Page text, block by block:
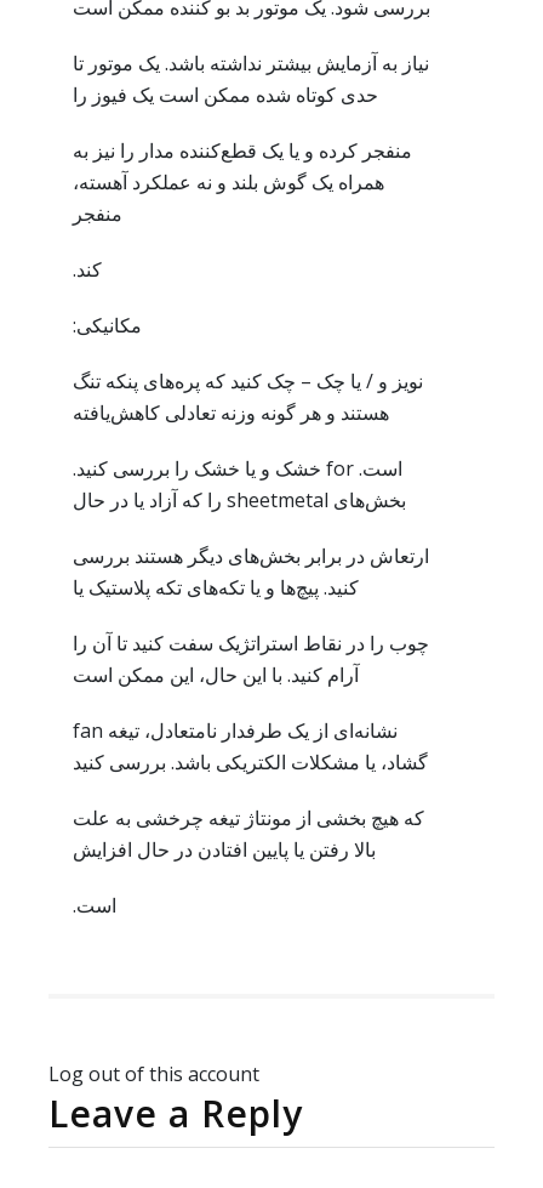
بررسی شود. یک موتور بد بو کننده ممکن است
نیاز به آزمایش بیشتر نداشته باشد. یک موتور تا
حدی کوتاه شده ممکن است یک فیوز را
منفجر کرده و یا یک قطع‌کننده مدار را نیز به
همراه یک گوش بلند و نه عملکرد آهسته،
منفجر
کند.
مکانیکی:
نویز و / یا چک – چک کنید که پره‌های پنکه تنگ
هستند و هر گونه وزنه تعادلی کاهش‌یافته
است. for خشک و یا خشک را بررسی کنید.
بخش‌های sheetmetal را که آزاد یا در حال
ارتعاش در برابر بخش‌های دیگر هستند بررسی
کنید. پیچ‌ها و یا تکه‌های تکه پلاستیک یا
چوب را در نقاط استراتژیک سفت کنید تا آن را
آرام کنید. با این حال، این ممکن است
نشانه‌ای از یک طرفدار نامتعادل، تیغه fan
گشاد، یا مشکلات الکتریکی باشد. بررسی کنید
که هیچ بخشی از مونتاژ تیغه چرخشی به علت
بالا رفتن یا پایین افتادن در حال افزایش
است.
Log out of this account
Leave a Reply